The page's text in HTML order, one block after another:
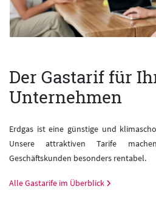
Der Gastarif für
Unternehmen
Erdgas ist eine günstige und
Unsere attraktiven Tarife
Geschäftskunden besonders rentabel.
Alle Gastarife im Überblick